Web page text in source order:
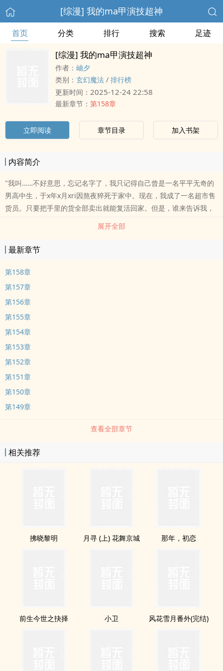
[综漫] 我的ma甲演技超神
首页 分类 排行 搜索 足迹
[综漫] 我的ma甲演技超神
作者： 岫夕
类别： 玄幻魔法 / 排行榜
更新时间： 2025-12-24 22:58
最新章节： 第158章
立即阅读 章节目录 加入书架
内容简介
"我叫……不好意思，忘记名字了，我只记得自己曾是一名平平无奇的
男高中生，于x年x月xri因熬夜猝死于家中。现在，我成了一名超市售
货员。只要把手里的货全部卖出就能复活回家。但是，谁来告诉我，
货架..如果您认为《[综漫] 我的ma甲演技超神》写得不错，请给您的
展开全部
最新章节
第158章
第157章
第156章
第155章
第154章
第153章
第152章
第151章
第150章
第149章
查看全部章节
相关推荐
拂晓黎明 月寻 (上) 花舞京城 那年，初恋
前生今世之抉择 小卫 风花雪月番外(完结)